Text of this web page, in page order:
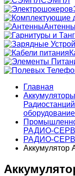
Антенны
Главная
Аккумуляторы
Радиостанций
оборудование
РАДИО-
РАДИО-
Аккумулятор